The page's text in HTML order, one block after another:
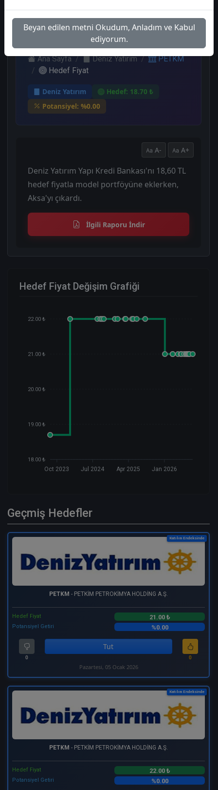
Perşembe, 10 Ağustos 2023
Ana Sayfa Deniz Yatırım
PETKM
Hedef Fiyat
Deniz Yatırım
Hedef: 18.70 ₺
Potansiyel: %0.00
A- A+
Deniz Yatırım Yapı Kredi Bankası'nı 18,60 TL
hedef fiyatla model portföyüne eklerken,
Aksa'yı çıkardı.
İlgili Raporu İndir
Hedef Fiyat Değişim Grafiği
22.00 ₺
21.00 ₺
20.00 ₺
19.00 ₺
18.00 ₺
Oct 2023 Jul 2024 Apr 2025 Jan 2026
Geçmiş Hedefler
Katılım Endeksinde
PETKM - PETKİM PETROKİMYA HOLDİNG A.Ş.
Hedef Fiyat 21.00 ₺
Potansiyel Getiri %0.00
0
Tut
0
Pazartesi, 05 Ocak 2026
Katılım Endeksinde
PETKM - PETKİM PETROKİMYA HOLDİNG A.Ş.
Hedef Fiyat 22.00 ₺
Potansiyel Getiri %0.00
Beyan edilen metni Okudum, Anladım ve Kabul
ediyorum.